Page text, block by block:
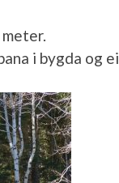
i bygda og ei